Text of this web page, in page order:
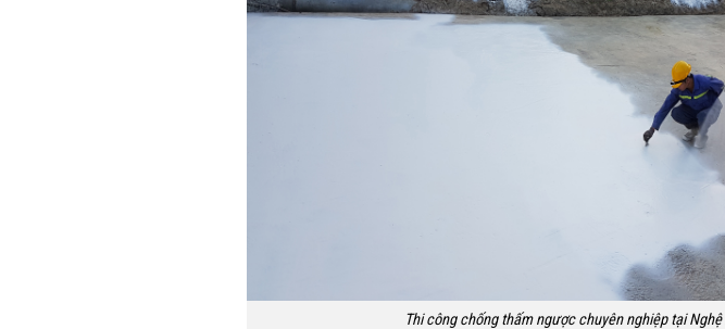
Thi công chống thấm ngược chuyên nghiệp tại Nghệ